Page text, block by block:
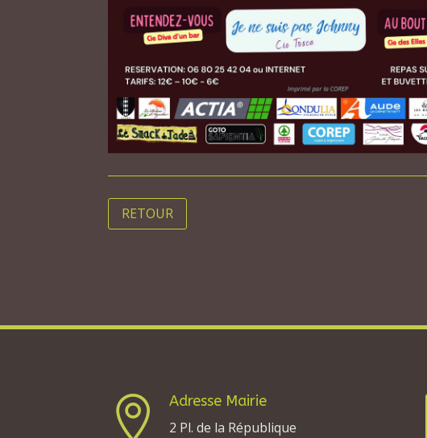
RETOUR

Adresse Mairie
2 Pl. de la République